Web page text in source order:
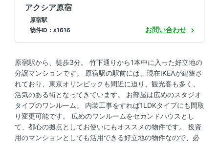
アクシア原宿
原宿駅
物件ID：s1616
お問い合わせ
原宿駅から、徒歩3分。 竹下通りから1本中に入った好立地の
分譲マンションです。 原宿駅の駅前には、現在IKEAが建築さ
れており、東京オリンピックも間近に迫り、観光客も多く、
活気のある街となってきています。 お部屋は広めのスタジオ
タイプのワンルーム。 内装工事をすれば1LDKタイプにも間取
り変更可能です。 広めのワンルームをセカンドハウスとし
て、都心の拠点としてお使いにもオススメの物件です。 投資
用のマンションとしても活用できる好立地の物件なので、必